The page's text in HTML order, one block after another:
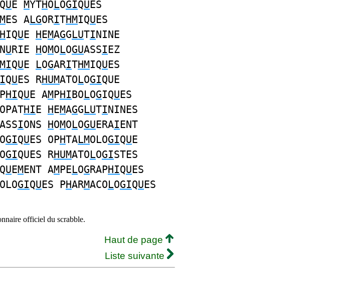
QUE MYTHOLOGIQUES
MES ALGORITHMIQUES
HIQUE HEMAGGLUTININE
NURIE HOMOLOGUASSIEZ
MIQUE LOGARITHMIQUES
QUES RHUMATOLOGIQUE
HIQUE AMPHIBOLOGIQUES
HIE HEMAGGLUTININES
ASSIONS HOMOLOGUERAIENT
OGIQUES OPHTALMOLOGIQUE
OGIQUES RHUMATOLOGISTES
QUEMENT AMPELOGRAPHIQUES
OLOGIQUES PHARMACOLOGIQUES
officiel du scrabble.
Haut de page
Liste suivante